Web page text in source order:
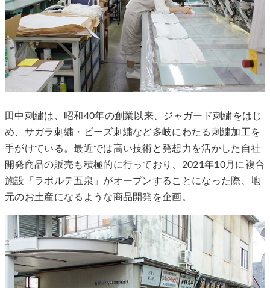
田中刺繡は、昭和40年の創業以来、ジャガード刺繍をはじ
め、サガラ刺繍・ビーズ刺繍など多岐にわたる刺繍加工を
手がけている。最近では高い技術と発想力を活かした自社
開発商品の販売も積極的に行っており、2021年10月に複合
施設「ラポルテ五泉」がオープンすることになった際、地
元のお土産になるような商品開発を企画。